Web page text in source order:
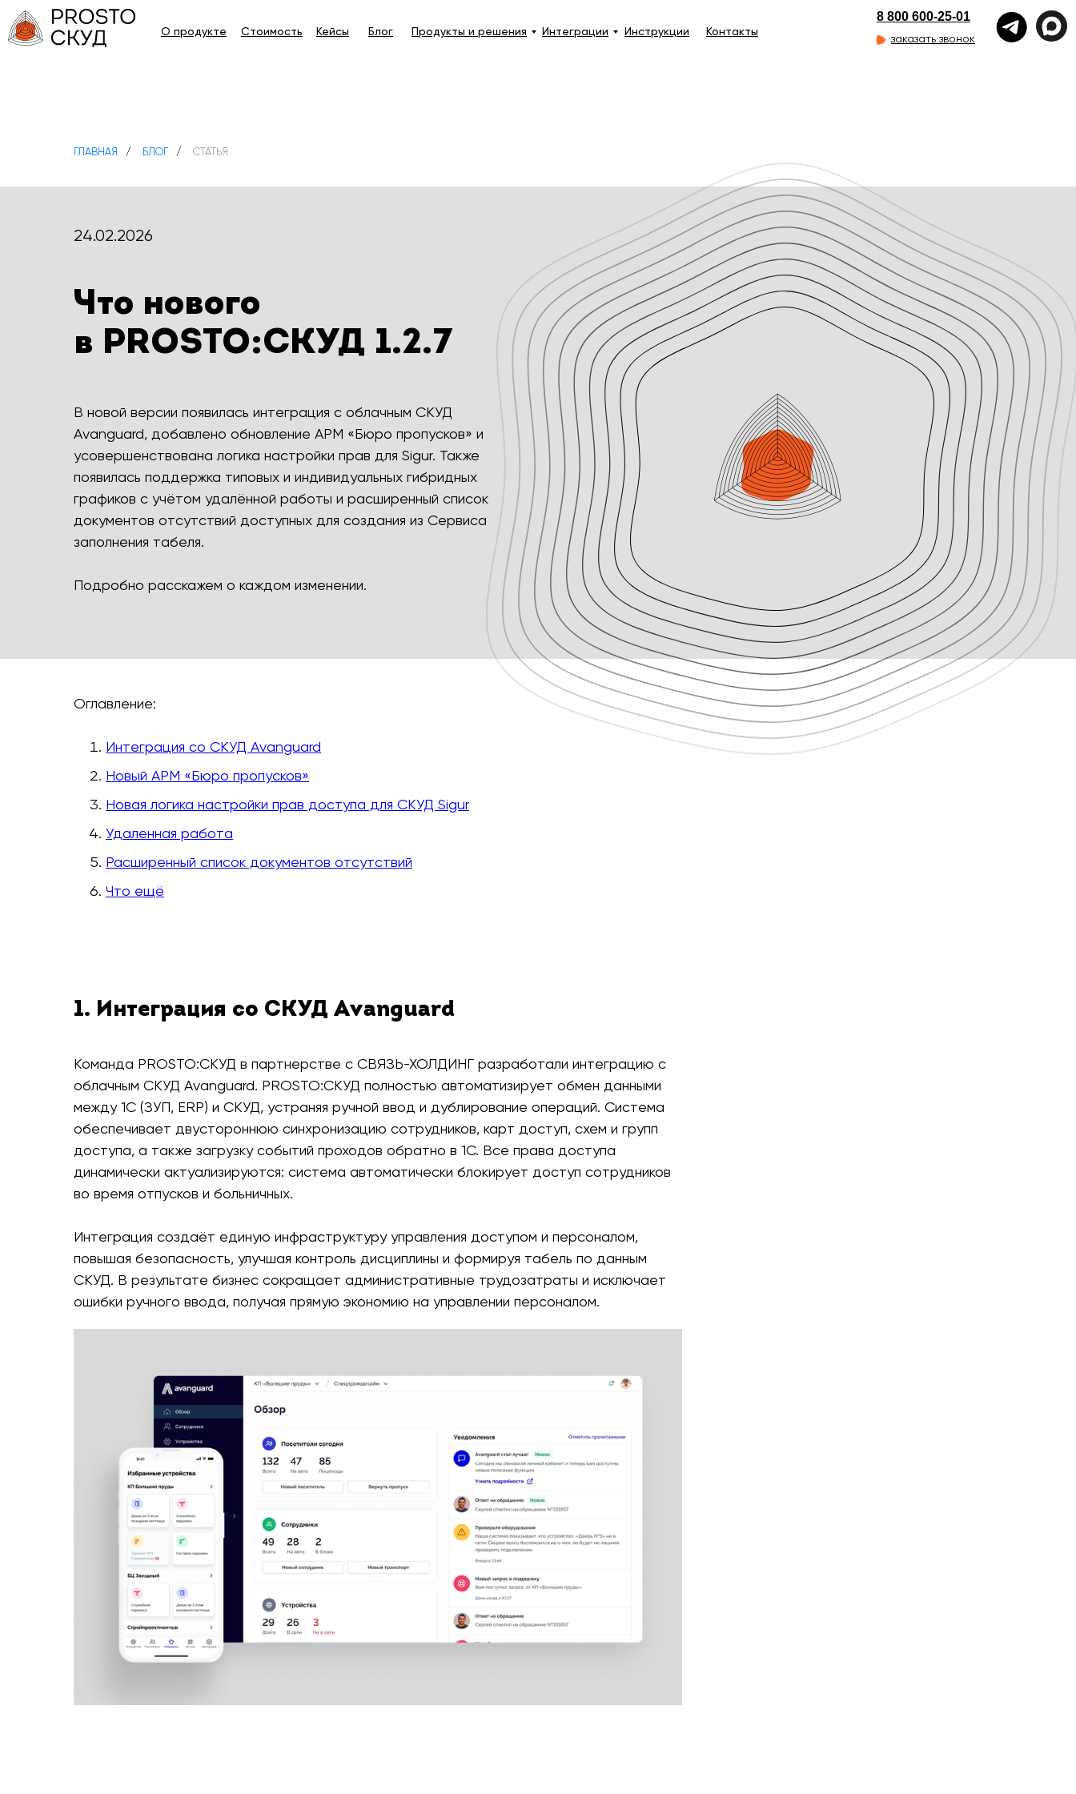
заказать звонок
8 800 600-25-01
Контакты
Инструкции
Интеграции
Продукты и решения
Блог
Кейсы
Стоимость
О продукте
ГЛАВНАЯ / БЛОГ / СТАТЬЯ
Что нового
в PROSTO:СКУД 1.2.7
В новой версии появилась интеграция с облачным СКУД
Avanguard, добавлено обновление АРМ «Бюро пропусков» и
усовершенствована логика настройки прав для Sigur. Также
появилась поддержка типовых и индивидуальных гибридных
графиков с учётом удалённой работы и расширенный список
документов отсутствий доступных для создания из Сервиса
заполнения табеля.
Подробно расскажем о каждом изменении.
24.02.2026
Оглавление:
Интеграция со СКУД Avanguard
Новый АРМ «Бюро пропусков»
Новая логика настройки прав доступа для СКУД Sigur
Удаленная работа
Расширенный список документов отсутствий
Что ещё
1. Интеграция со СКУД Avanguard
Команда PROSTO:СКУД в партнерстве с СВЯЗЬ-ХОЛДИНГ разработали интеграцию с
облачным СКУД Avanguard. PROSTO:СКУД полностью автоматизирует обмен данными
между 1С (ЗУП, ERP) и СКУД, устраняя ручной ввод и дублирование операций. Система
обеспечивает двустороннюю синхронизацию сотрудников, карт доступ, схем и групп
доступа, а также загрузку событий проходов обратно в 1С. Все права доступа
динамически актуализируются: система автоматически блокирует доступ сотрудников
во время отпусков и больничных.
Интеграция создаёт единую инфраструктуру управления доступом и персоналом,
повышая безопасность, улучшая контроль дисциплины и формируя табель по данным
СКУД. В результате бизнес сокращает административные трудозатраты и исключает
ошибки ручного ввода, получая прямую экономию на управлении персоналом.